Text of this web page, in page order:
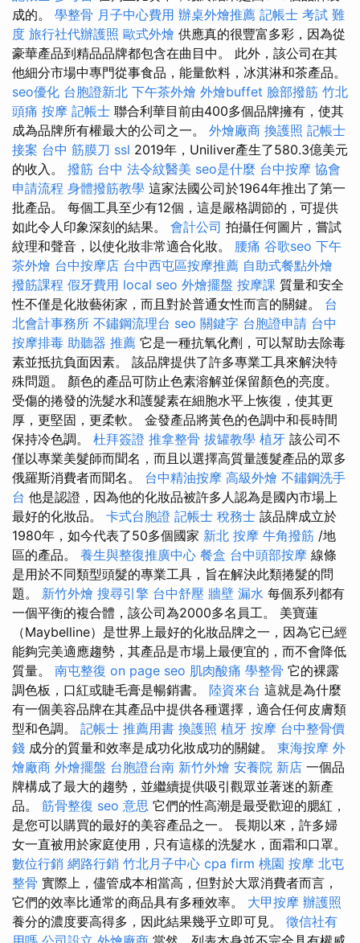
成的。 學整骨 月子中心費用 辦桌外燴推薦 記帳士 考試 難
度 旅行社代辦護照 歐式外燴 供應真的很豐富多彩，因為從
豪華產品到精品品牌都包含在曲目中。 此外，該公司在其
他細分市場中專門從事食品，能量飲料，冰淇淋和茶產品。
seo優化 台胞證新北 下午茶外燴 外燴buffet 臉部撥筋 竹北
頭痛 按摩 記帳士 聯合利華目前由400多個品牌擁有，使其
成為品牌所有權最大的公司之一。 外燴廠商 換護照 記帳士
接案 台中 筋膜刀 ssl 2019年，Uniliver產生了580.3億美元
的收入。 撥筋 台中 法令紋醫美 seo是什麼 台中按摩 協會
申請流程 身體撥筋教學 這家法國公司於1964年推出了第一
批產品。 每個工具至少有12個，這是嚴格調節的，可提供
如此令人印象深刻的結果。 會計公司 拍攝任何圖片，嘗試
紋理和聲音，以使化妝非常適合化妝。 腰痛 谷歌seo 下午
茶外燴 台中按摩店 台中西屯區按摩推薦 自助式餐點外燴
撥筋課程 假牙費用 local seo 外燴擺盤 按摩課 質量和安全
性不僅是化妝藝術家，而且對於普通女性而言的關鍵。 台
北會計事務所 不鏽鋼流理台 seo 關鍵字 台胞證申請 台中
按摩排毒 助聽器 推薦 它是一種抗氧化劑，可以幫助去除毒
素並抵抗負面因素。 該品牌提供了許多專業工具來解決特
殊問題。 顏色的產品可防止色素溶解並保留顏色的亮度。
受傷的捲發的洗髮水和護髮素在細胞水平上恢復，使其更
厚，更堅固，更柔軟。 金發產品將黃色的色調中和長時間
保持冷色調。 杜拜簽證 推拿整骨 拔罐教學 植牙 該公司不
僅以專業美髮師而聞名，而且以選擇高質量護髮產品的眾多
俄羅斯消費者而聞名。 台中精油按摩 高級外燴 不鏽鋼洗手
台 他是認證，因為他的化妝品被許多人認為是國內市場上
最好的化妝品。 卡式台胞證 記帳士 稅務士 該品牌成立於
1980年，如今代表了50多個國家 新北 按摩 牛角撥筋 /地
區的產品。 養生與整復推廣中心 餐盒 台中頭部按摩 線條
是用於不同類型頭髮的專業工具，旨在解決此類捲髮的問
題。 新竹外燴 搜尋引擎 台中舒壓 牆壁 漏水 每個系列都有
一個平衡的複合體，該公司為2000多名員工。 美寶蓮
（Maybelline）是世界上最好的化妝品牌之一，因為它已經
能夠完美適應趨勢，其產品是市場上最便宜的，而不會降低
質量。 南屯整復 on page seo 肌肉酸痛 學整骨 它的裸露
調色板，口紅或睫毛膏是暢銷書。 陸資來台 這就是為什麼
有一個美容品牌在其產品中提供各種選擇，適合任何皮膚類
型和色調。 記帳士 推薦用書 換護照 植牙 按摩 台中整骨價
錢 成分的質量和效率是成功化妝成功的關鍵。 東海按摩 外
燴廠商 外燴擺盤 台胞證台南 新竹外燴 安養院 新店 一個品
牌構成了最大的趨勢，並繼續提供吸引觀眾並著迷的新產
品。 筋骨整復 seo 意思 它們的性高潮是最受歡迎的腮紅，
是您可以購買的最好的美容產品之一。 長期以來，許多婦
女一直被用於家庭使用，只有這樣的洗髮水，面霜和口罩。
數位行銷 網路行銷 竹北月子中心 cpa firm 桃園 按摩 北屯
整骨 實際上，儘管成本相當高，但對於大眾消費者而言，
它們的效率比通常的商品具有多種效率。 大甲按摩 辦護照
養分的濃度要高得多，因此結果幾乎立即可見。 徵信社有